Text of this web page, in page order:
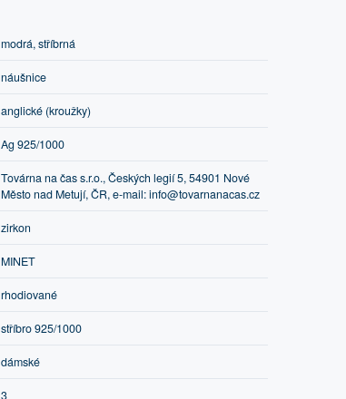
modrá, stříbrná
náušnice
anglické (kroužky)
Ag 925/1000
Továrna na čas s.r.o., Českých legií 5, 54901 Nové
Město nad Metují, ČR, e-mail: info@tovarnanacas.cz
zirkon
MINET
rhodiované
stříbro 925/1000
dámské
3